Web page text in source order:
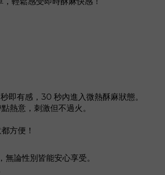
即有感，30 秒內進入微熱酥麻狀態。
熱意，刺激但不過火。
方便！
無論性別皆能安心享受。